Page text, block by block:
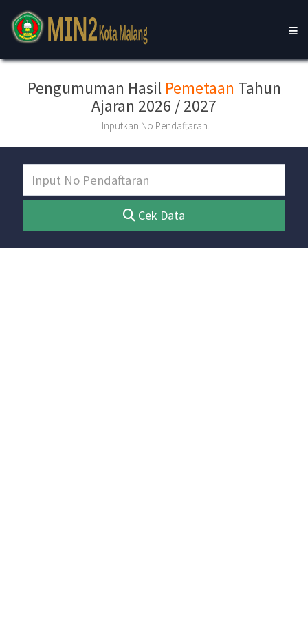
Pengumuman HasilPemetaan Tahun
Ajaran 2026 / 2027
Inputkan No Pendaftaran.
Cek Data